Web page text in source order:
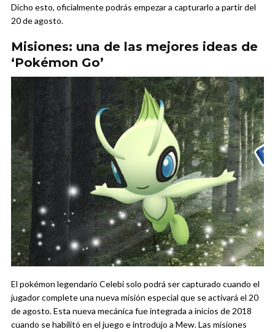
Dicho esto, oficialmente podrás empezar a capturarlo a partir del
20 de agosto.
Misiones: una de las mejores ideas de
‘Pokémon Go’
El pokémon legendario Celebi solo podrá ser capturado cuando el
jugador complete una nueva misión especial que se activará el 20
de agosto. Esta nueva mecánica fue integrada a inicios de 2018
cuando se habilitó en el juego e introdujo a Mew.Las misiones